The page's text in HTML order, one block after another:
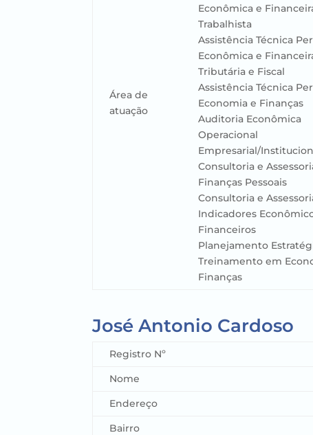
Área de
atuação
Econômica e
Trabalhista
Assistência Técnica
Econômica e
Tributária e Fiscal
Assistência Técnica
Economia e Finanças
Auditoria Econômica
Operacional
Empresarial/
Consultoria e
Finanças Pessoais
Consultoria e
Indicadores
Financeiros
Planejamento
Treinamento em
Finanças
José Antonio Cardoso
Registro Nº
Nome
Endereço
Bairro